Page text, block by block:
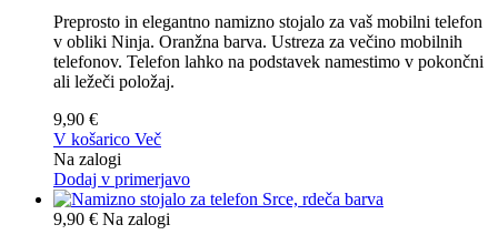
Preprosto in elegantno namizno stojalo za vaš mobilni telefon
v obliki Ninja. Oranžna barva. Ustreza za večino mobilnih
telefonov. Telefon lahko na podstavek namestimo v pokončni
ali ležeči položaj.
9,90 €
V košarico Več
Na zalogi
Dodaj v primerjavo
9,90 € Na zalogi